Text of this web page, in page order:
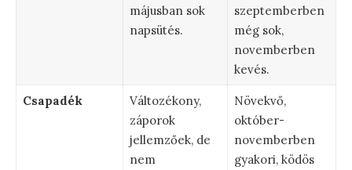
májusban sok
napsütés.
szeptemberben
még sok,
novemberben
kevés.
Csapadék
Változékony,
záporok
jellemzőek, de
nem
Növekvő,
október-
novemberben
gyakori, ködös